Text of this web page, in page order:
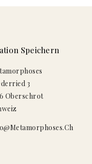
Speichern
3
Oberschrot